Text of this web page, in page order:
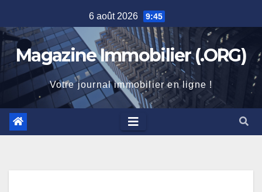
to
content
6 août 2026 9:45
Magazine Immobilier (.ORG)
Votre journal immobilier en ligne !